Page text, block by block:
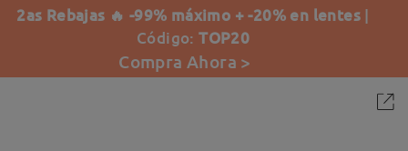
2as Rebajas 🔥 -99% máximo + -20% en lentes |
Código:TOP20
Compra Ahora >